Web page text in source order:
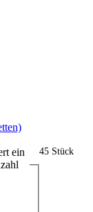
45 Stück
ein